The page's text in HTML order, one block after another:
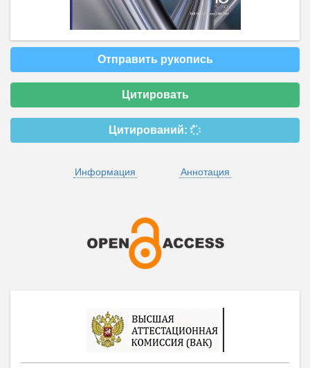
Отправить рукопись
Цитировать
Цитирований:
Информация Аннотация